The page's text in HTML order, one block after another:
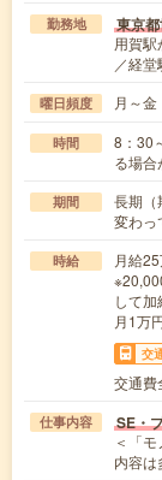
勤務地 東京
用賀
／経
曜日頻度 月～金
時間
8：30
る場
期間
長期（
変わっ
時給
月給
して
月1万
交
交通費
仕事内容 SE・
＜「
内容